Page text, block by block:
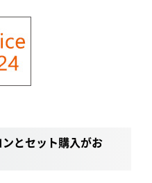
とセット購入がお